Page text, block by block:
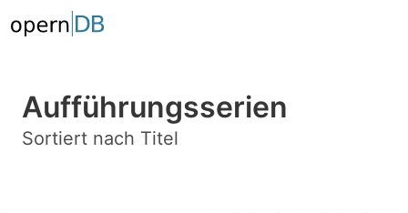
Aufführungsserien
Sortiert nach Titel